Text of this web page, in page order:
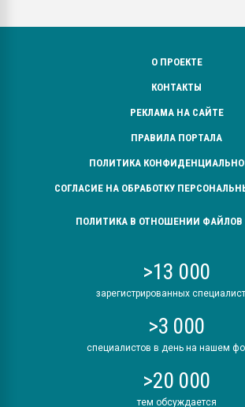
О ПРОЕКТЕ
КОНТАКТЫ
РЕКЛАМА НА САЙТЕ
ПРАВИЛА ПОРТАЛА
ПОЛИТИКА
СОГЛАСИЕ НА ОБРАБОТКУ
ПОЛИТИКА В ОТНОШЕНИИ ФАЙЛОВ
>13 000
зарегистрированных
>3 000
специалистов в день на нашем
>20 000
тем обсуждается